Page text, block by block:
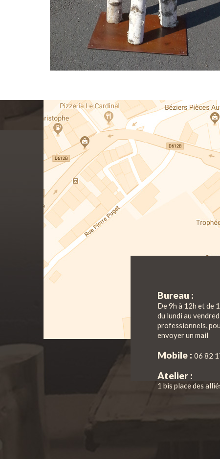
Bureau :
De 9h à 12h et de
du lundi au
professionnels,
envoyer un mail
Mobile : 06 82
Atelier :
1 bis place des